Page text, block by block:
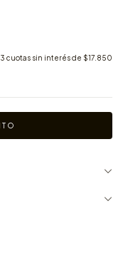
3 cuotas sin interés de $17.850